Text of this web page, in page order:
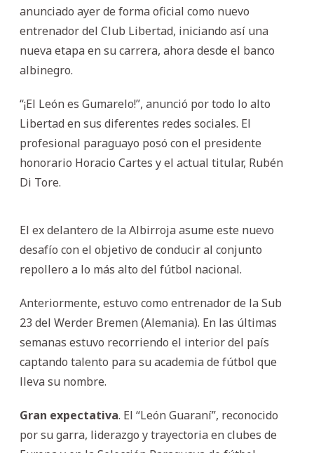
anunciado ayer de forma oficial como nuevo
entrenador del Club Libertad, iniciando así una
nueva etapa en su carrera, ahora desde el banco
albinegro.
“¡El León es Gumarelo!”, anunció por todo lo alto
Libertad en sus diferentes redes sociales. El
profesional paraguayo posó con el presidente
honorario Horacio Cartes y el actual titular, Rubén
Di Tore.
El ex delantero de la Albirroja asume este nuevo
desafío con el objetivo de conducir al conjunto
repollero a lo más alto del fútbol nacional.
Anteriormente, estuvo como entrenador de la Sub
23 del Werder Bremen (Alemania). En las últimas
semanas estuvo recorriendo el interior del país
captando talento para su academia de fútbol que
lleva su nombre.
Gran expectativa. El “León Guaraní”, reconocido
por su garra, liderazgo y trayectoria en clubes de